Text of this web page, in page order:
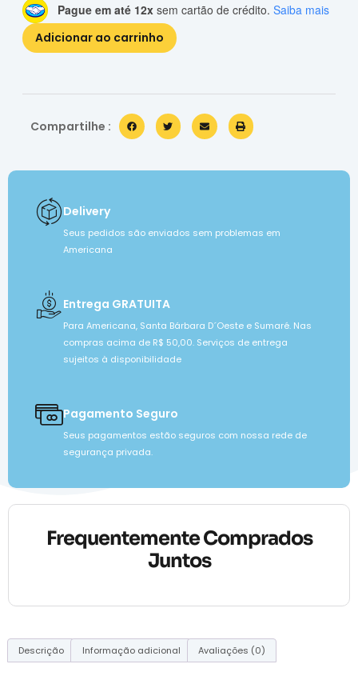
Pague em até 12x sem cartão de crédito. Saiba mais
Adicionar ao carrinho
Compartilhe :
Delivery
Seus pedidos são enviados sem problemas em
Americana
Entrega GRATUITA
Para Americana, Santa Bárbara D´Oeste e Sumaré. Nas
compras acima de R$ 50,00. Serviços de entrega
sujeitos à disponibilidade
Pagamento Seguro
Seus pagamentos estão seguros com nossa rede de
segurança privada.
Frequentemente Comprados
Juntos
Descrição Informação adicional Avaliações (0)